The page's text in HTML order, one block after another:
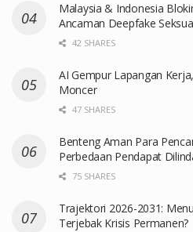
Malaysia & Indonesia
Ancaman Deepfake
42 SHARES
AI Gempur Lapangan
Moncer
47 SHARES
Benteng Aman Para
Perbedaan Pendapat
75 SHARES
Trajektori 2026-2031:
Terjebak Krisis Permanen?